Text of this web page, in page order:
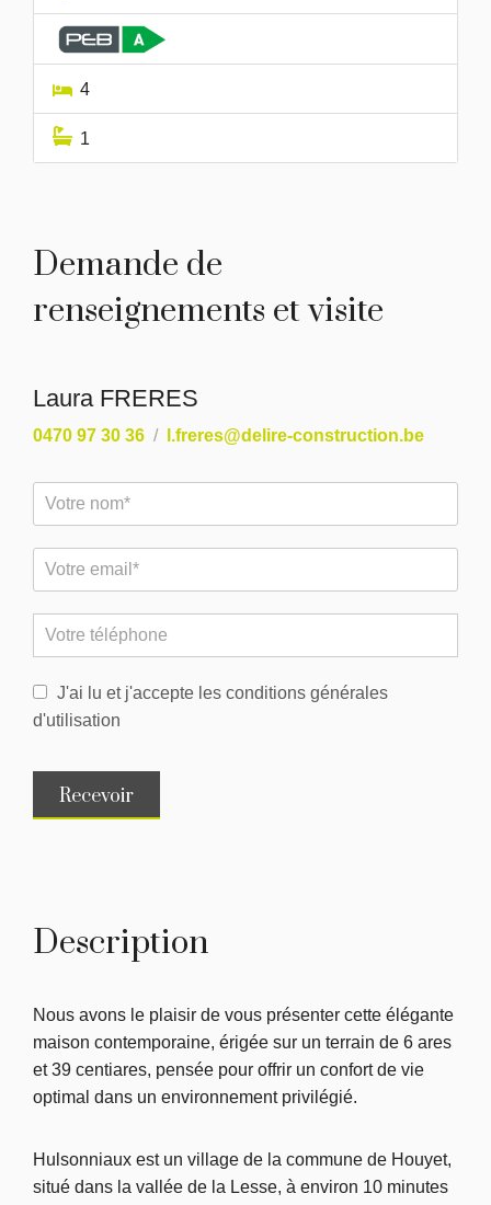
4
1
Demande de
renseignements et visite
Laura FRERES
0470 97 30 36 l.freres@delire-construction.be
J'ai lu et j'accepte les conditions générales
d'utilisation
Recevoir
Description
Nous avons le plaisir de vous présenter cette élégante
maison contemporaine, érigée sur un terrain de 6 ares
et 39 centiares, pensée pour offrir un confort de vie
optimal dans un environnement privilégié.
Hulsonniaux est un village de la commune de Houyet,
situé dans la vallée de la Lesse, à environ 10 minutes